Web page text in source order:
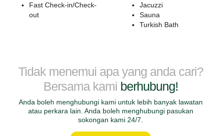
Fast Check-in/Check-
out
Jacuzzi
Sauna
Turkish Bath
Tidak menemui apa yang anda cari?
Bersama kami berhubung!
Anda boleh menghubungi kami untuk lebih banyak lawatan
atau perkara lain. Anda boleh menghubungi pasukan
sokongan kami 24/7.